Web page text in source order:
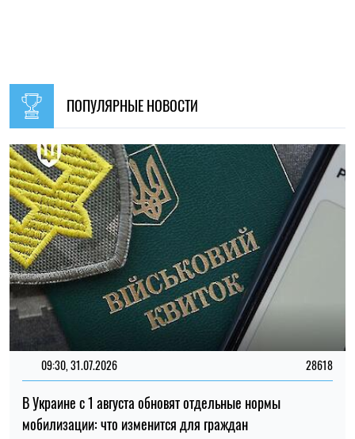
09:30, 31.07.2026
В Украине с 1 августа обновят отдельные нормы
мобилизации: что изменится для граждан
Ирина Де Люсто